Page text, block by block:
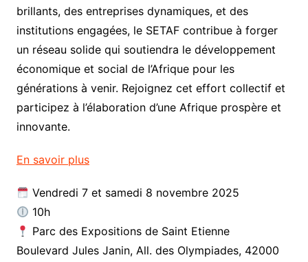
brillants, des entreprises dynamiques, et des
institutions engagées, le SETAF contribue à forger
un réseau solide qui soutiendra le développement
économique et social de l’Afrique pour les
générations à venir. Rejoignez cet effort collectif et
participez à l’élaboration d’une Afrique prospère et
innovante.
En savoir plus
Vendredi 7 et samedi 8 novembre 2025
10h
Parc des Expositions de Saint Etienne
Boulevard Jules Janin, All. des Olympiades, 42000